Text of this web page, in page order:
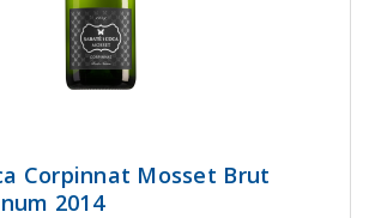
Corpinnat Mosset Brut
2014